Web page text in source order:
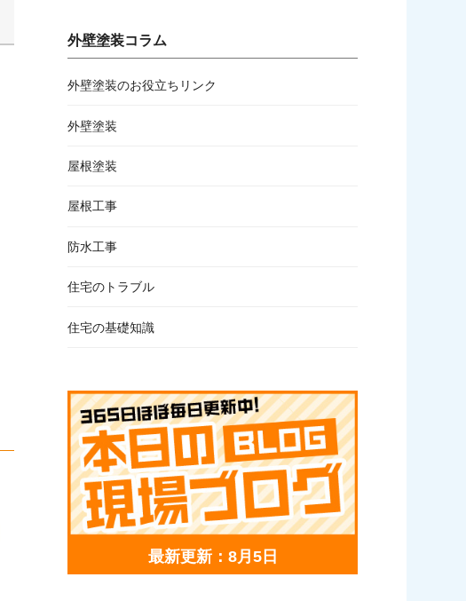
外壁塗装コラム
外壁塗装のお役立ちリンク
外壁塗装
屋根塗装
屋根工事
防水工事
住宅のトラブル
住宅の基礎知識
最新更新：8月5日